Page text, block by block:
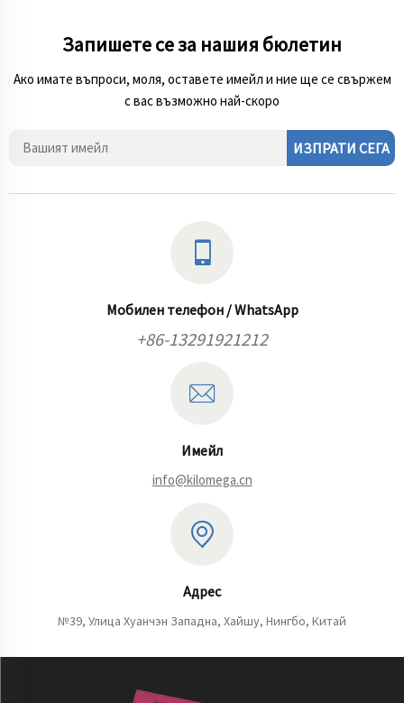
Запишете се за нашия бюлетин
Ако имате въпроси, моля, оставете имейл и ние ще се свържем
с вас възможно най-скоро
ИЗПРАТИ СЕГА
Мобилен телефон / WhatsApp
+86-13291921212
Имейл
info@kilomega.cn
Адрес
№39, Улица Хуанчэн Западна, Хайшу, Нингбо, Китай